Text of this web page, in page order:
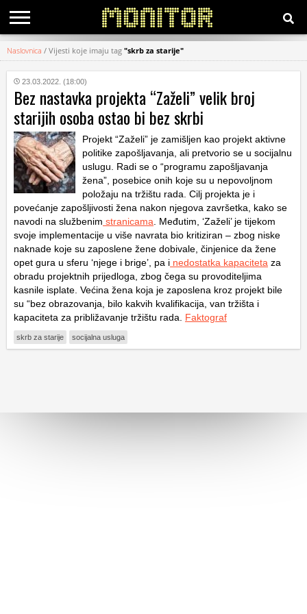
KATEGORIJE
HRVATSKI
WEB
Naslovnica / Vijesti koje imaju tag "skrb za starije"
23.03.2022. (18:00)
Bez nastavka projekta “Zaželi” velik broj
starijih osoba ostao bi bez skrbi
Projekt “Zaželi” je zamišljen kao projekt aktivne
politike zapošljavanja, ali pretvorio se u socijalnu
uslugu. Radi se o “programu zapošljavanja
žena”, posebice onih koje su u nepovoljnom
položaju na tržištu rada. Cilj projekta je i
povećanje zapošljivosti žena nakon njegova završetka, kako se
navodi na službenim stranicama . Međutim, ‘Zaželi’ je tijekom
svoje implementacije u više navrata bio kritiziran – zbog niske
naknade koje su zaposlene žene dobivale, činjenice da žene
opet gura u sferu ‘njege i brige’, pa i nedostatka kapaciteta za
obradu projektnih prijedloga, zbog čega su provoditeljima
kasnile isplate. Većina žena koja je zaposlena kroz projekt bile
su “bez obrazovanja, bilo kakvih kvalifikacija, van tržišta i
kapaciteta za približavanje tržištu rada. Faktograf
skrb za starije socijalna usluga